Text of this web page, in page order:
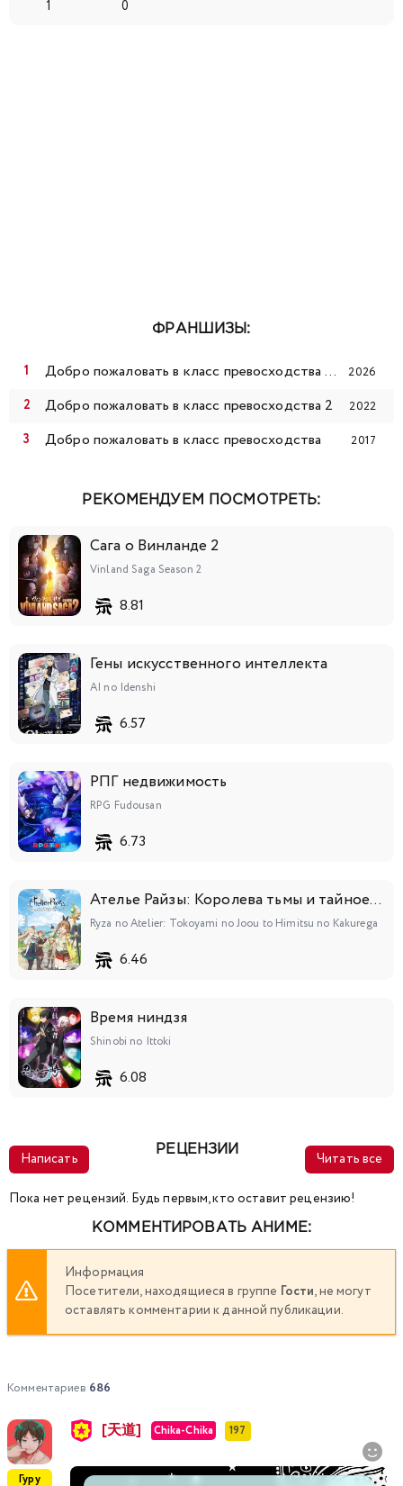
1 0
ФРАНШИЗЫ:
Добро пожаловать в класс превосходства 4: Второй год — Первый семестр 2026
Добро пожаловать в класс превосходства 2 2022
Добро пожаловать в класс превосходства 2017
РЕКОМЕНДУЕМ ПОСМОТРЕТЬ:
Сага о Винланде 2
Vinland Saga Season 2
8.81
Гены искусственного интеллекта
AI no Idenshi
6.57
РПГ недвижимость
RPG Fudousan
6.73
Ателье Райзы: Королева тьмы и тайное пристанище
Ryza no Atelier: Tokoyami no Joou to Himitsu no Kakurega
6.46
Время ниндзя
Shinobi no Ittoki
6.08
Написать
РЕЦЕНЗИИ
Читать все
Пока нет рецензий. Будь первым, кто оставит рецензию!
КОММЕНТИРОВАТЬ АНИМЕ:
Информация
Посетители, находящиеся в группе Гости, не могут
оставлять комментарии к данной публикации.
Комментариев 686
Гуру
[天道] Chika-Chika 197